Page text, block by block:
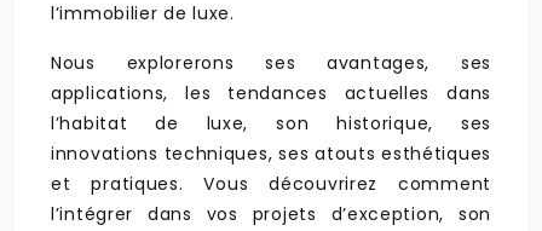
l’immobilier de luxe.
Nous explorerons ses avantages, ses
applications, les tendances actuelles dans
l’habitat de luxe, son historique, ses
innovations techniques, ses atouts esthétiques
et pratiques. Vous découvrirez comment
l’intégrer dans vos projets d’exception, son